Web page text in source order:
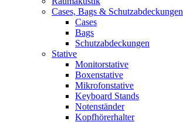
Cases, Bags & Schutzabdeckungen
Cases
Bags
Schutzabdeckungen
Stative
Monitorstative
Boxenstative
Mikrofonstative
Keyboard Stands
Notenständer
Kopfhörerhalter